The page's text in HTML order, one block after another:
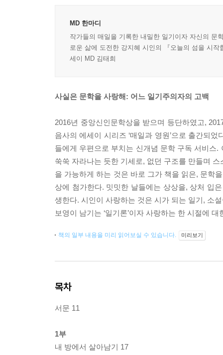
MD 한마디
작가들의 매일을 기록한 내밀한 일기이자 자신의 문
로운 삶에 도전한 강지혜 시인의 『오늘의 섬을 시
세이 MD 김태희
사실은 문학을 사랑해: 어느 일기주의자의 고백
2016년 중앙신인문학상을 받으며 등단하였고,
음사의 에세이 시리즈 ‘매일과 영원’으로 출간되
들에게 우편으로 부치는 신개념 문학 구독 서비스
쑥쑥 자라나는 듯한 기세로, 없던 구조를 만들며
을 가능하게 하는 것은 바로 그가 책을 읽은, 문학
상에 첨가한다. 밋밋한 날들에는 상상을, 상처 입
생한다. 시인이 사랑하는 것은 시가 되는 일기, 소
보영이 남기는 ‘일기론’이자 사랑하는 한 시절에 대
책의 일부 내용을 미리 읽어보실 수 있습니다. 미리보기
목차
서문 11
1부
내 방에서 살아남기 17